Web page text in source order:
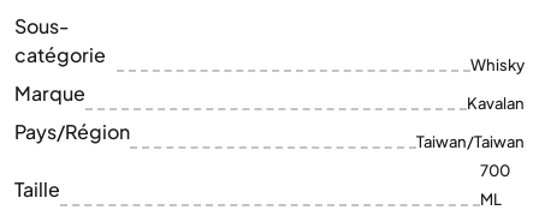
Sous-
catégorie
Whisky
Marque Kavalan
Pays/Région Taiwan/Taiwan
Taille
700
ML